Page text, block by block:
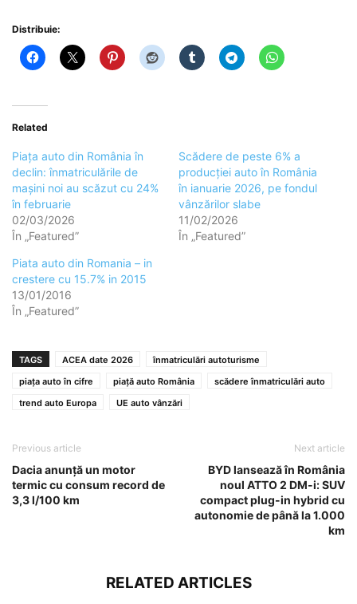
Distribuie:
Related
Piața auto din România în
declin: înmatriculările de
mașini noi au scăzut cu 24%
în februarie
02/03/2026
În „Featured”
Scădere de peste 6% a
producției auto în România
în ianuarie 2026, pe fondul
vânzărilor slabe
11/02/2026
În „Featured”
Piata auto din Romania – in
crestere cu 15.7% in 2015
13/01/2016
În „Featured”
TAGS ACEA date 2026
înmatriculări autoturisme
piața auto în cifre
piață auto România
scădere înmatriculări auto
trend auto Europa
UE auto vânzări
Previous article
Dacia anunță un motor
termic cu consum record de
3,3 l/100 km
Next article
BYD lansează în România
noul ATTO 2 DM-i: SUV
compact plug-in hybrid cu
autonomie de până la 1.000
km
RELATED ARTICLES